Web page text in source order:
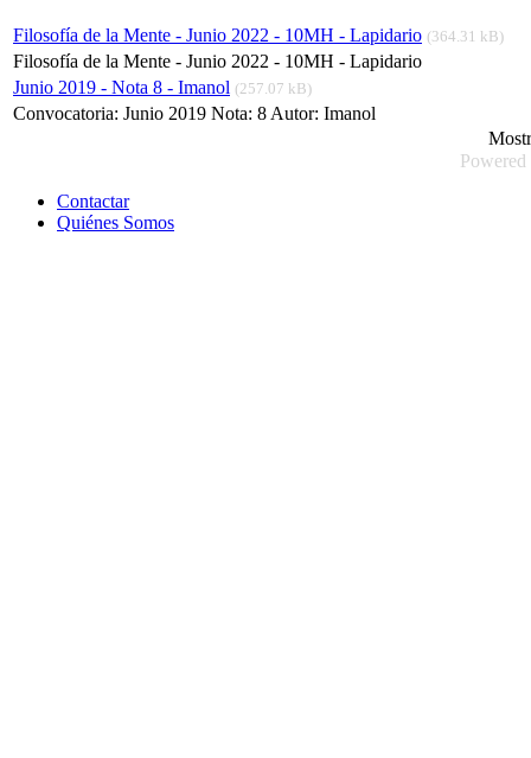
Filosofía de la Mente - Junio 2022 - 10MH - Lapidario (364.31 kB)
Filosofía de la Mente - Junio 2022 - 10MH - Lapidario
Junio 2019 - Nota 8 - Imanol (257.07 kB)
Convocatoria: Junio 2019 Nota: 8 Autor: Imanol
Contactar
Quiénes Somos